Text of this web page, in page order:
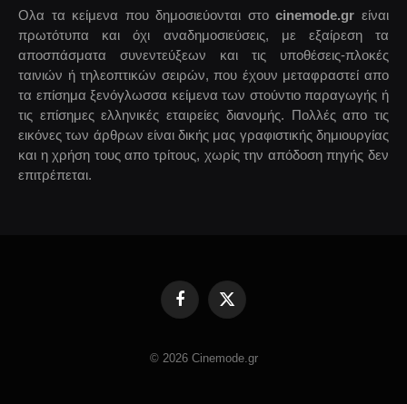
Ολα τα κείμενα που δημοσιεύονται στοcinemode.gr είναι
πρωτότυπα και όχι αναδημοσιεύσεις, με εξαίρεση τα
αποσπάσματα συνεντεύξεων και τις υποθέσεις-πλοκές
ταινιών ή τηλεοπτικών σειρών, που έχουν μεταφραστεί απο
τα επίσημα ξενόγλωσσα κείμενα των στούντιο παραγωγής ή
τις επίσημες ελληνικές εταιρείες διανομής. Πολλές απο τις
εικόνες των άρθρων είναι δικής μας γραφιστικής δημιουργίας
και η χρήση τους απο τρίτους, χωρίς την απόδοση πηγής δεν
επιτρέπεται.
FacebookX
© 2026 Cinemode.gr